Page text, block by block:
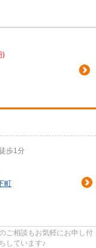
)
歩1分
町
ご相談もお気軽にお申し付
しています♪